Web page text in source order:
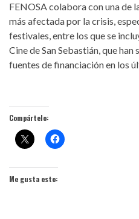
FENOSA colabora con una de
más afectada por la crisis,
festivales, entre los que se
Cine de San Sebastián, que
fuentes de financiación en los
Compártelo:
Me gusta esto: